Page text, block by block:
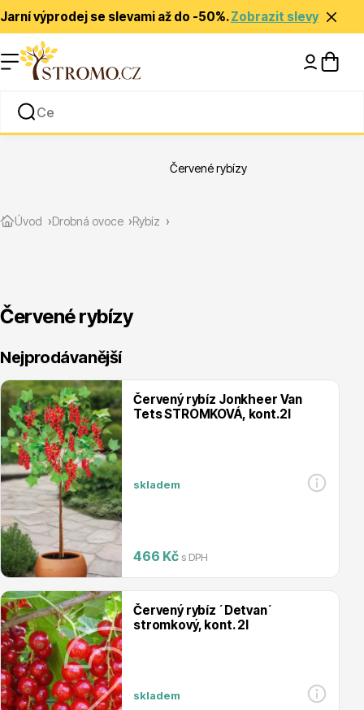
Jarní výprodej se slevami až do -50%.Zobrazit slevy
Rady a tipy
Vřesovištní rostliny
Vánoční stromky v květináčích a řezané
Úvod Drobná ovoce Rybíz
Červené rybízy
Červené rybízy
Nejprodávanější
Červený rybíz Jonkheer Van
Tets STROMKOVÁ, kont.2l
skladem
466 Kč s DPH
Červený rybíz ´Detvan´
stromkový, kont. 2l
skladem